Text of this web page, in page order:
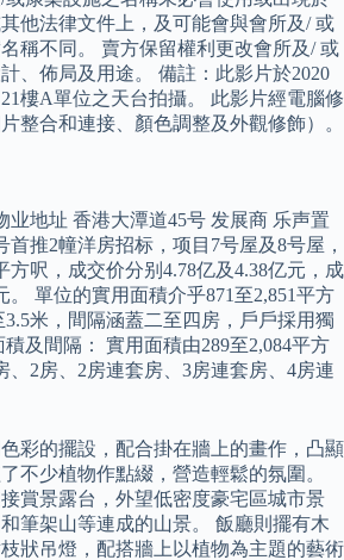
他法律文件上，及可能會與會所及/ 或
稱不同。 賣方保留權利更改會所及/ 或
、佈局及用途。 備註：此影片於2020
樓A單位之天台拍攝。 此影片經電腦修
整合和連接、顏色調整及外觀修飾）。
业地址 香港大潭道45号 发展商 乐声置
首推2幢洋房招标，项目7号屋及8号屋，
方呎，成交价分别4.78亿及4.38亿元，成
。 單位的實用面積介乎871至2,851平方
3.5米，間隔涵蓋二至四房，戶戶採用獨
及間隔： 實用面積由289至2,084平方
、2房、2房連套房、3房連套房、4房連
彩的擺設，配合掛在牆上的畫作，凸顯
不少植物作點綴，營造輕鬆的氛圍。
賞景露台，外望低密度豪宅區城市景
筆架山等連成的山景。 飯廳則擺有木
狀吊燈，配搭牆上以植物為主題的藝術